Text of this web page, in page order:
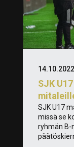
SJK
14.10.2022
SJK U17
missä se
ryhmän B-